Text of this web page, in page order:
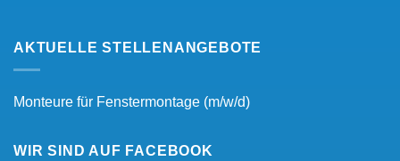
AKTUELLE STELLENANGEBOTE
Monteure für Fenstermontage (m/w/d)
WIR SIND AUF FACEBOOK